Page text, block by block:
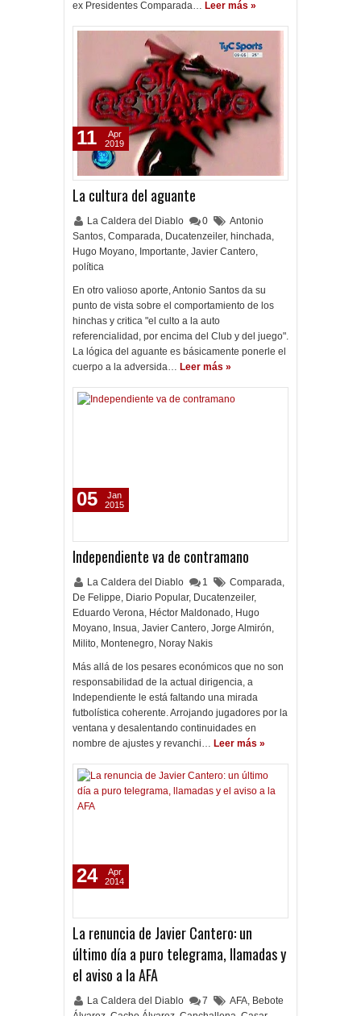
ex Presidentes Comparada… Leer más »
La cultura del aguante
La Caldera del Diablo 0
Antonio
Santos, Comparada, Ducatenzeiler, hinchada,
Hugo Moyano, Importante, Javier Cantero,
política
En otro valioso aporte, Antonio Santos da su
punto de vista sobre el comportamiento de los
hinchas y critica "el culto a la auto
referencialidad, por encima del Club y del juego".
La lógica del aguante es básicamente ponerle el
cuerpo a la adversida… Leer más »
11
Apr
2019
Independiente va de contramano
La Caldera del Diablo 1 Comparada,
De Felippe, Diario Popular, Ducatenzeiler,
Eduardo Verona, Héctor Maldonado, Hugo
Moyano, Insua, Javier Cantero, Jorge Almirón,
Milito, Montenegro, Noray Nakis
Más allá de los pesares económicos que no son
responsabilidad de la actual dirigencia, a
Independiente le está faltando una mirada
futbolística coherente. Arrojando jugadores por la
ventana y desalentando continuidades en
nombre de ajustes y revanchi… Leer más »
05
Jan
2015
La renuncia de Javier Cantero: un
último día a puro telegrama, llamadas y
el aviso a la AFA
La Caldera del Diablo 7 AFA, Bebote
24
Apr
2014